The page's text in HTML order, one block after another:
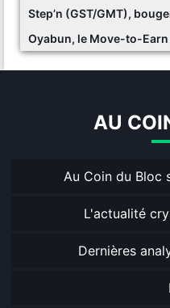
Step’n (GST/GMT),
Oyabun, le Move-to-
AU
Au Coin du Bloc
L'actualité
Dernières